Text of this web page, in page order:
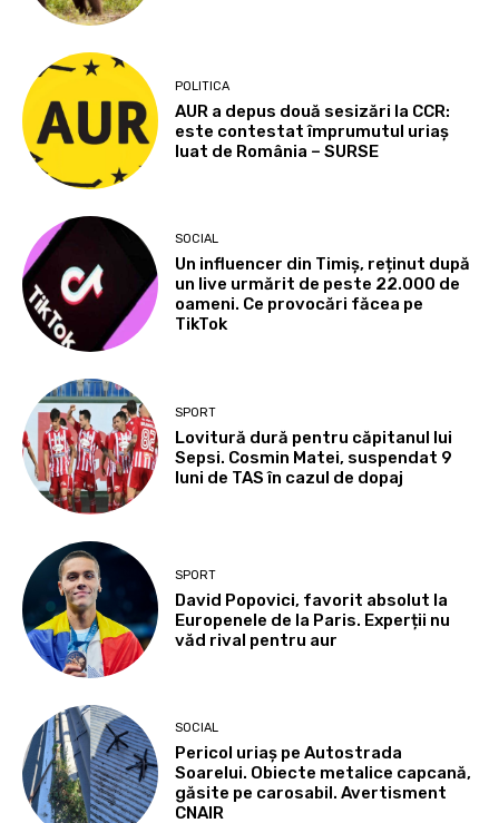
POLITICA
AUR a depus două sesizări la CCR:
este contestat împrumutul uriaș
luat de România – SURSE
SOCIAL
Un influencer din Timiș, reținut după
un live urmărit de peste 22.000 de
oameni. Ce provocări făcea pe
TikTok
SPORT
Lovitură dură pentru căpitanul lui
Sepsi. Cosmin Matei, suspendat 9
luni de TAS în cazul de dopaj
SPORT
David Popovici, favorit absolut la
Europenele de la Paris. Experții nu
văd rival pentru aur
SOCIAL
Pericol uriaș pe Autostrada
Soarelui. Obiecte metalice capcană,
găsite pe carosabil. Avertisment
CNAIR